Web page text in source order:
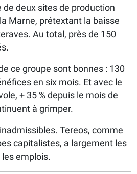
deux sites de production
Marne, prétextant la baisse
Au total, près de 150
ce groupe sont bonnes : 130
en six mois. Et avec le
+ 35 % depuis le mois de
à grimper.
Tereos, comme
capitalistes, a largement les
emplois.